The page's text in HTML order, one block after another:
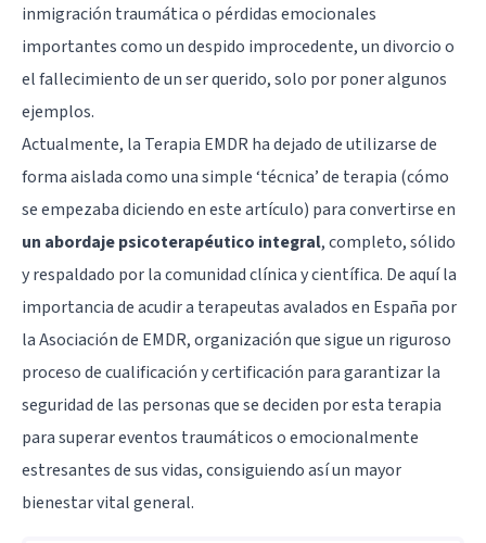
inmigración traumática o pérdidas emocionales
importantes como un despido improcedente, un divorcio o
el fallecimiento de un ser querido, solo por poner algunos
ejemplos.
Actualmente, la Terapia EMDR ha dejado de utilizarse de
forma aislada como una simple ‘técnica’ de terapia (cómo
se empezaba diciendo en este artículo) para convertirse en
un abordaje psicoterapéutico integral, completo, sólido
y respaldado por la comunidad clínica y científica. De aquí la
importancia de acudir a terapeutas avalados en España por
la Asociación de EMDR, organización que sigue un riguroso
proceso de cualificación y certificación para garantizar la
seguridad de las personas que se deciden por esta terapia
para superar eventos traumáticos o emocionalmente
estresantes de sus vidas, consiguiendo así un mayor
bienestar vital general.